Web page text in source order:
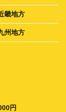
畿地方
州地方
円